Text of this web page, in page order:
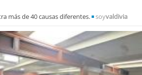
más de 40 causas diferentes. soyvaldivia